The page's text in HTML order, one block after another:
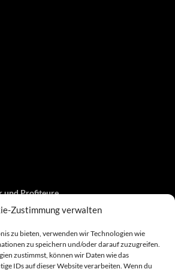
Zustimmung verwalten
zu bieten, verwenden wir Technologien wie
zu speichern und/oder darauf zuzugreifen.
zustimmst, können wir Daten wie das
IDs auf dieser Website verarbeiten. Wenn du
und Profiteure
und Web-Proxy…
und…
und/oder…
und zielgerichtetes…
Domain-, Web- und…